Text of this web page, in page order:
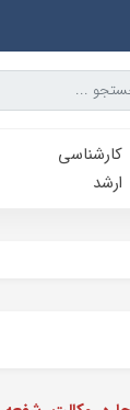
کارشناسی‌
ارشد